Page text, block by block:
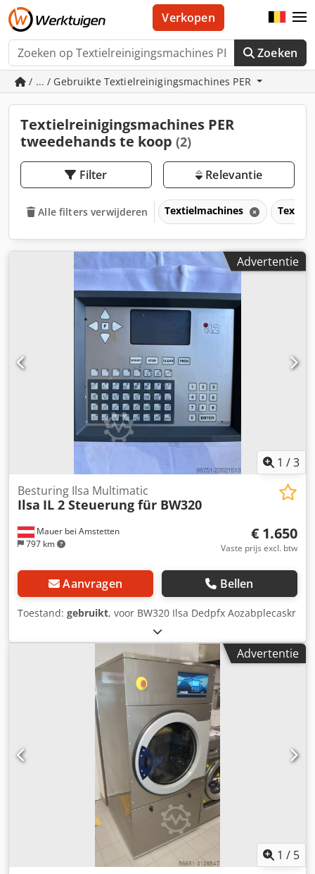
Zoeken
Verkopen
/ ... / Gebruikte Textielreinigingsmachines PER
Textielreinigingsmachines PER
tweedehands te koop (2)
Filter Relevantie
Alle filters verwijderen Textielmachines
Advertentie
1 /3
Mauer bei Amstetten
797 km
Besturing Ilsa Multimatic
Ilsa IL 2 Steuerung für BW320
€ 1.650
Vaste prijs excl. btw
Aanvragen Bellen
Toestand: gebruikt, voor BW320 Ilsa Dedpfx Aozabplecaskr
Advertentie
1 / 5